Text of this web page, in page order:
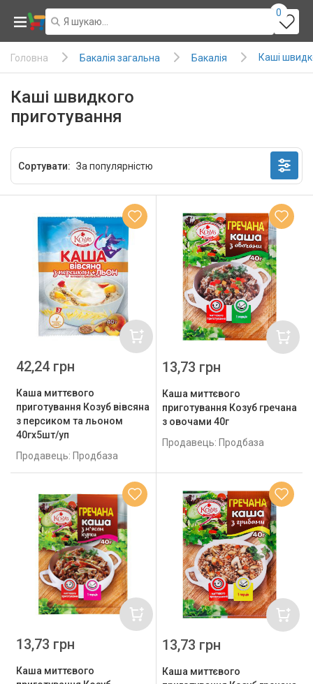
0
Головна Бакалія загальна Бакалія Каші
Каші швидкого
приготування
Сортувати:
Каша миттєвого
приготування Козуб вівсяна
з персиком та льоном
40гх5шт/уп
Продавець: Продбаза
42,24 грн
Каша миттєвого
приготування Козуб гречана
з овочами 40г
Продавець: Продбаза
13,73 грн
Каша миттєвого
13,73 грн
Каша миттєвого
13,73 грн